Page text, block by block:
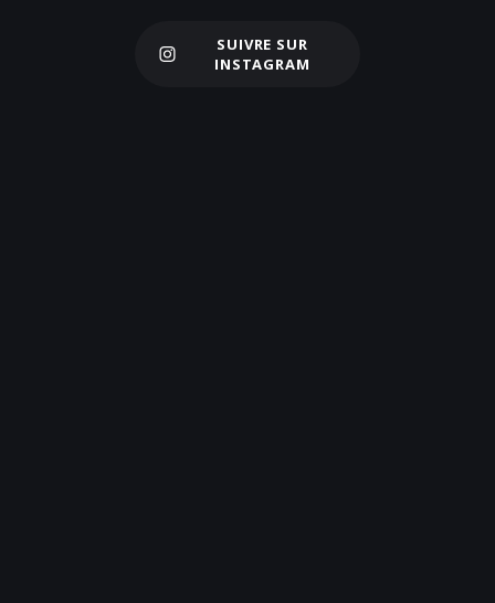
Charger plus
SUIVRE SUR
INSTAGRAM